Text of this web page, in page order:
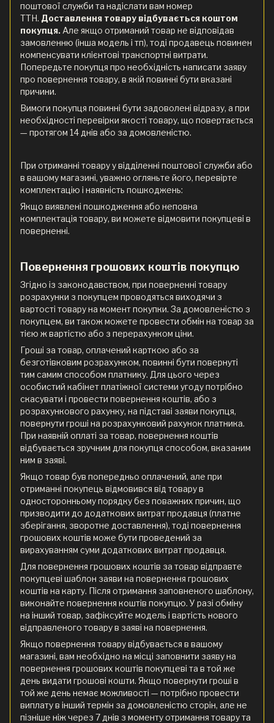
поштової служби та надіслати вам номер
ТТН. Доставлення товару відбувається коштом
покупця. Але якщо отриманий товар не відповідав
замовленню (інша модель і тп), тоді продавець повинен
компенсувати клієнтові транспортні витрати.
Попередьте покупця про необхідність написати заяву
про повернення товару, в якій повинні бути вказані
причини.
Вимоги покупця повинні бути задоволені відразу, а при
необхідності перевірки якості товару, що повертається
— протягом 14 днів або за домовленістю.
При отриманні товару у відділенні поштової служби або
в вашому магазині, уважно огляньте його, перевірте
комплектацію і наявність пошкоджень:
Якщо виявлені пошкодження або неповна
комплектація товару, ви можете відмовити покупцеві в
поверненні.
Повернення грошових коштів покупцю
Згідно із законодавством, при поверненні товару
розрахунки з покупцем проводяться виходячи з
вартості товару на момент покупки. За домовленістю з
покупцем, ви також можете провести обмін на товар за
тією ж вартістю або з перерахунком ціни.
Гроші за товар, оплачений карткою або за
безготівковим розрахунком, повинні бути повернуті
тим самим способом платнику. Для цього через
особистий кабінет платіжної системи угоду потрібно
скасувати і провести повернення коштів, або з
розрахункового рахунку, на підставі заяви покупця,
повернути гроші на розрахунковий рахунок платника.
При наявній оплаті за товар, повернення коштів
відбувається зручним для покупця способом, вказаним
ним в заяві.
Якщо товар був попередньо оплачений, але при
отриманні покупець відмовився від товару в
односторонньому порядку без поважних причин, що
призводити до додаткових витрат продавця (платне
зберігання, зворотне доставлення), тоді повернення
грошових коштів може бути проведений за
вирахуванням суми додаткових витрат продавця.
Для повернення грошових коштів за товар відправте
покупцеві шаблон заяви на повернення грошових
коштів на карту. Після отримання заповненого шаблону,
виконайте повернення коштів покупцю. У разі обміну
на інший товар, зафіксуйте модель і вартість нового
відправленого товару в заяві на повернення.
Якщо повернення товару відбувається в вашому
магазині, вам необхідно на місці заповнити заяву на
повернення грошових коштів покупцеві та в той же
день видати грошові кошти. Якщо повернути гроші в
той же день немає можливості — потрібно провести
виплату в інший термін за домовленістю сторін, але не
пізніше ніж через 7 днів з моменту отримання товару та